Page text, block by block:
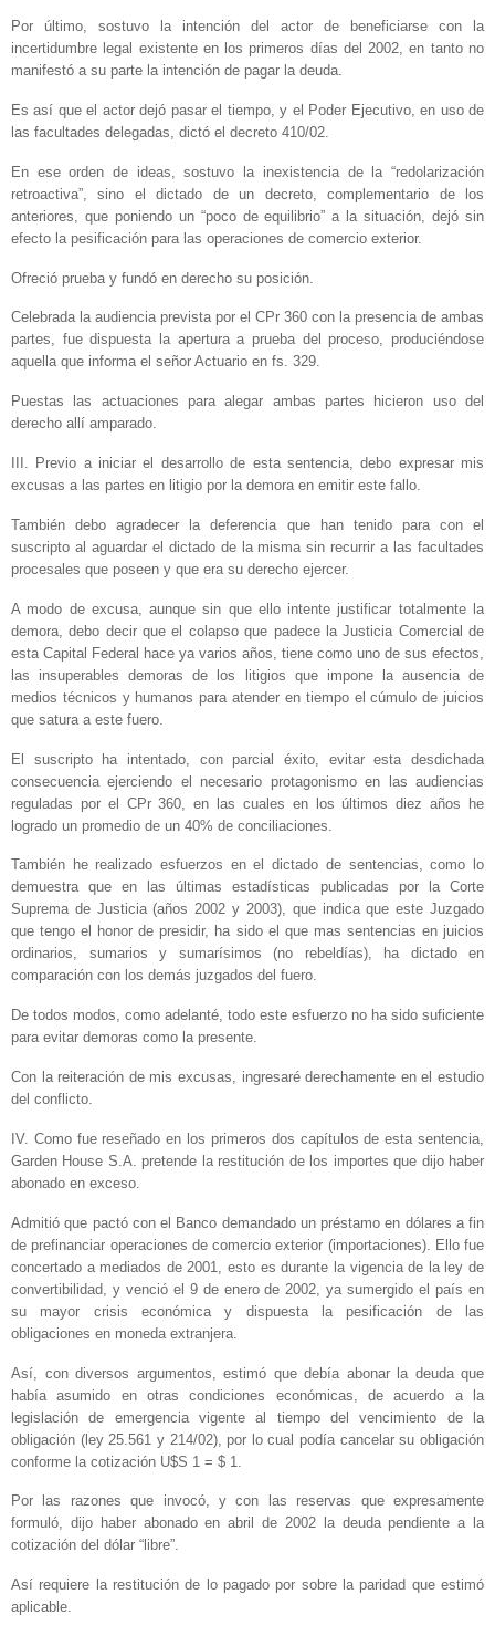
Por último, sostuvo la intención del actor de beneficiarse con la
incertidumbre legal existente en los primeros días del 2002, en tanto no
manifestó a su parte la intención de pagar la deuda.
Es así que el actor dejó pasar el tiempo, y el Poder Ejecutivo, en uso de
las facultades delegadas, dictó el decreto 410/02.
En ese orden de ideas, sostuvo la inexistencia de la “redolarización
retroactiva”, sino el dictado de un decreto, complementario de los
anteriores, que poniendo un “poco de equilibrio” a la situación, dejó sin
efecto la pesificación para las operaciones de comercio exterior.
Ofreció prueba y fundó en derecho su posición.
Celebrada la audiencia prevista por el CPr 360 con la presencia de ambas
partes, fue dispuesta la apertura a prueba del proceso, produciéndose
aquella que informa el señor Actuario en fs. 329.
Puestas las actuaciones para alegar ambas partes hicieron uso del
derecho allí amparado.
III. Previo a iniciar el desarrollo de esta sentencia, debo expresar mis
excusas a las partes en litigio por la demora en emitir este fallo.
También debo agradecer la deferencia que han tenido para con el
suscripto al aguardar el dictado de la misma sin recurrir a las facultades
procesales que poseen y que era su derecho ejercer.
A modo de excusa, aunque sin que ello intente justificar totalmente la
demora, debo decir que el colapso que padece la Justicia Comercial de
esta Capital Federal hace ya varios años, tiene como uno de sus efectos,
las insuperables demoras de los litigios que impone la ausencia de
medios técnicos y humanos para atender en tiempo el cúmulo de juicios
que satura a este fuero.
El suscripto ha intentado, con parcial éxito, evitar esta desdichada
consecuencia ejerciendo el necesario protagonismo en las audiencias
reguladas por el CPr 360, en las cuales en los últimos diez años he
logrado un promedio de un 40% de conciliaciones.
También he realizado esfuerzos en el dictado de sentencias, como lo
demuestra que en las últimas estadísticas publicadas por la Corte
Suprema de Justicia (años 2002 y 2003), que indica que este Juzgado
que tengo el honor de presidir, ha sido el que mas sentencias en juicios
ordinarios, sumarios y sumarísimos (no rebeldías), ha dictado en
comparación con los demás juzgados del fuero.
De todos modos, como adelanté, todo este esfuerzo no ha sido suficiente
para evitar demoras como la presente.
Con la reiteración de mis excusas, ingresaré derechamente en el estudio
del conflicto.
IV. Como fue reseñado en los primeros dos capítulos de esta sentencia,
Garden House S.A. pretende la restitución de los importes que dijo haber
abonado en exceso.
Admitió que pactó con el Banco demandado un préstamo en dólares a fin
de prefinanciar operaciones de comercio exterior (importaciones). Ello fue
concertado a mediados de 2001, esto es durante la vigencia de la ley de
convertibilidad, y venció el 9 de enero de 2002, ya sumergido el país en
su mayor crisis económica y dispuesta la pesificación de las
obligaciones en moneda extranjera.
Así, con diversos argumentos, estimó que debía abonar la deuda que
había asumido en otras condiciones económicas, de acuerdo a la
legislación de emergencia vigente al tiempo del vencimiento de la
obligación (ley 25.561 y 214/02), por lo cual podía cancelar su obligación
conforme la cotización U$S 1 = $ 1.
Por las razones que invocó, y con las reservas que expresamente
formuló, dijo haber abonado en abril de 2002 la deuda pendiente a la
cotización del dólar “libre”.
Así requiere la restitución de lo pagado por sobre la paridad que estimó
aplicable.